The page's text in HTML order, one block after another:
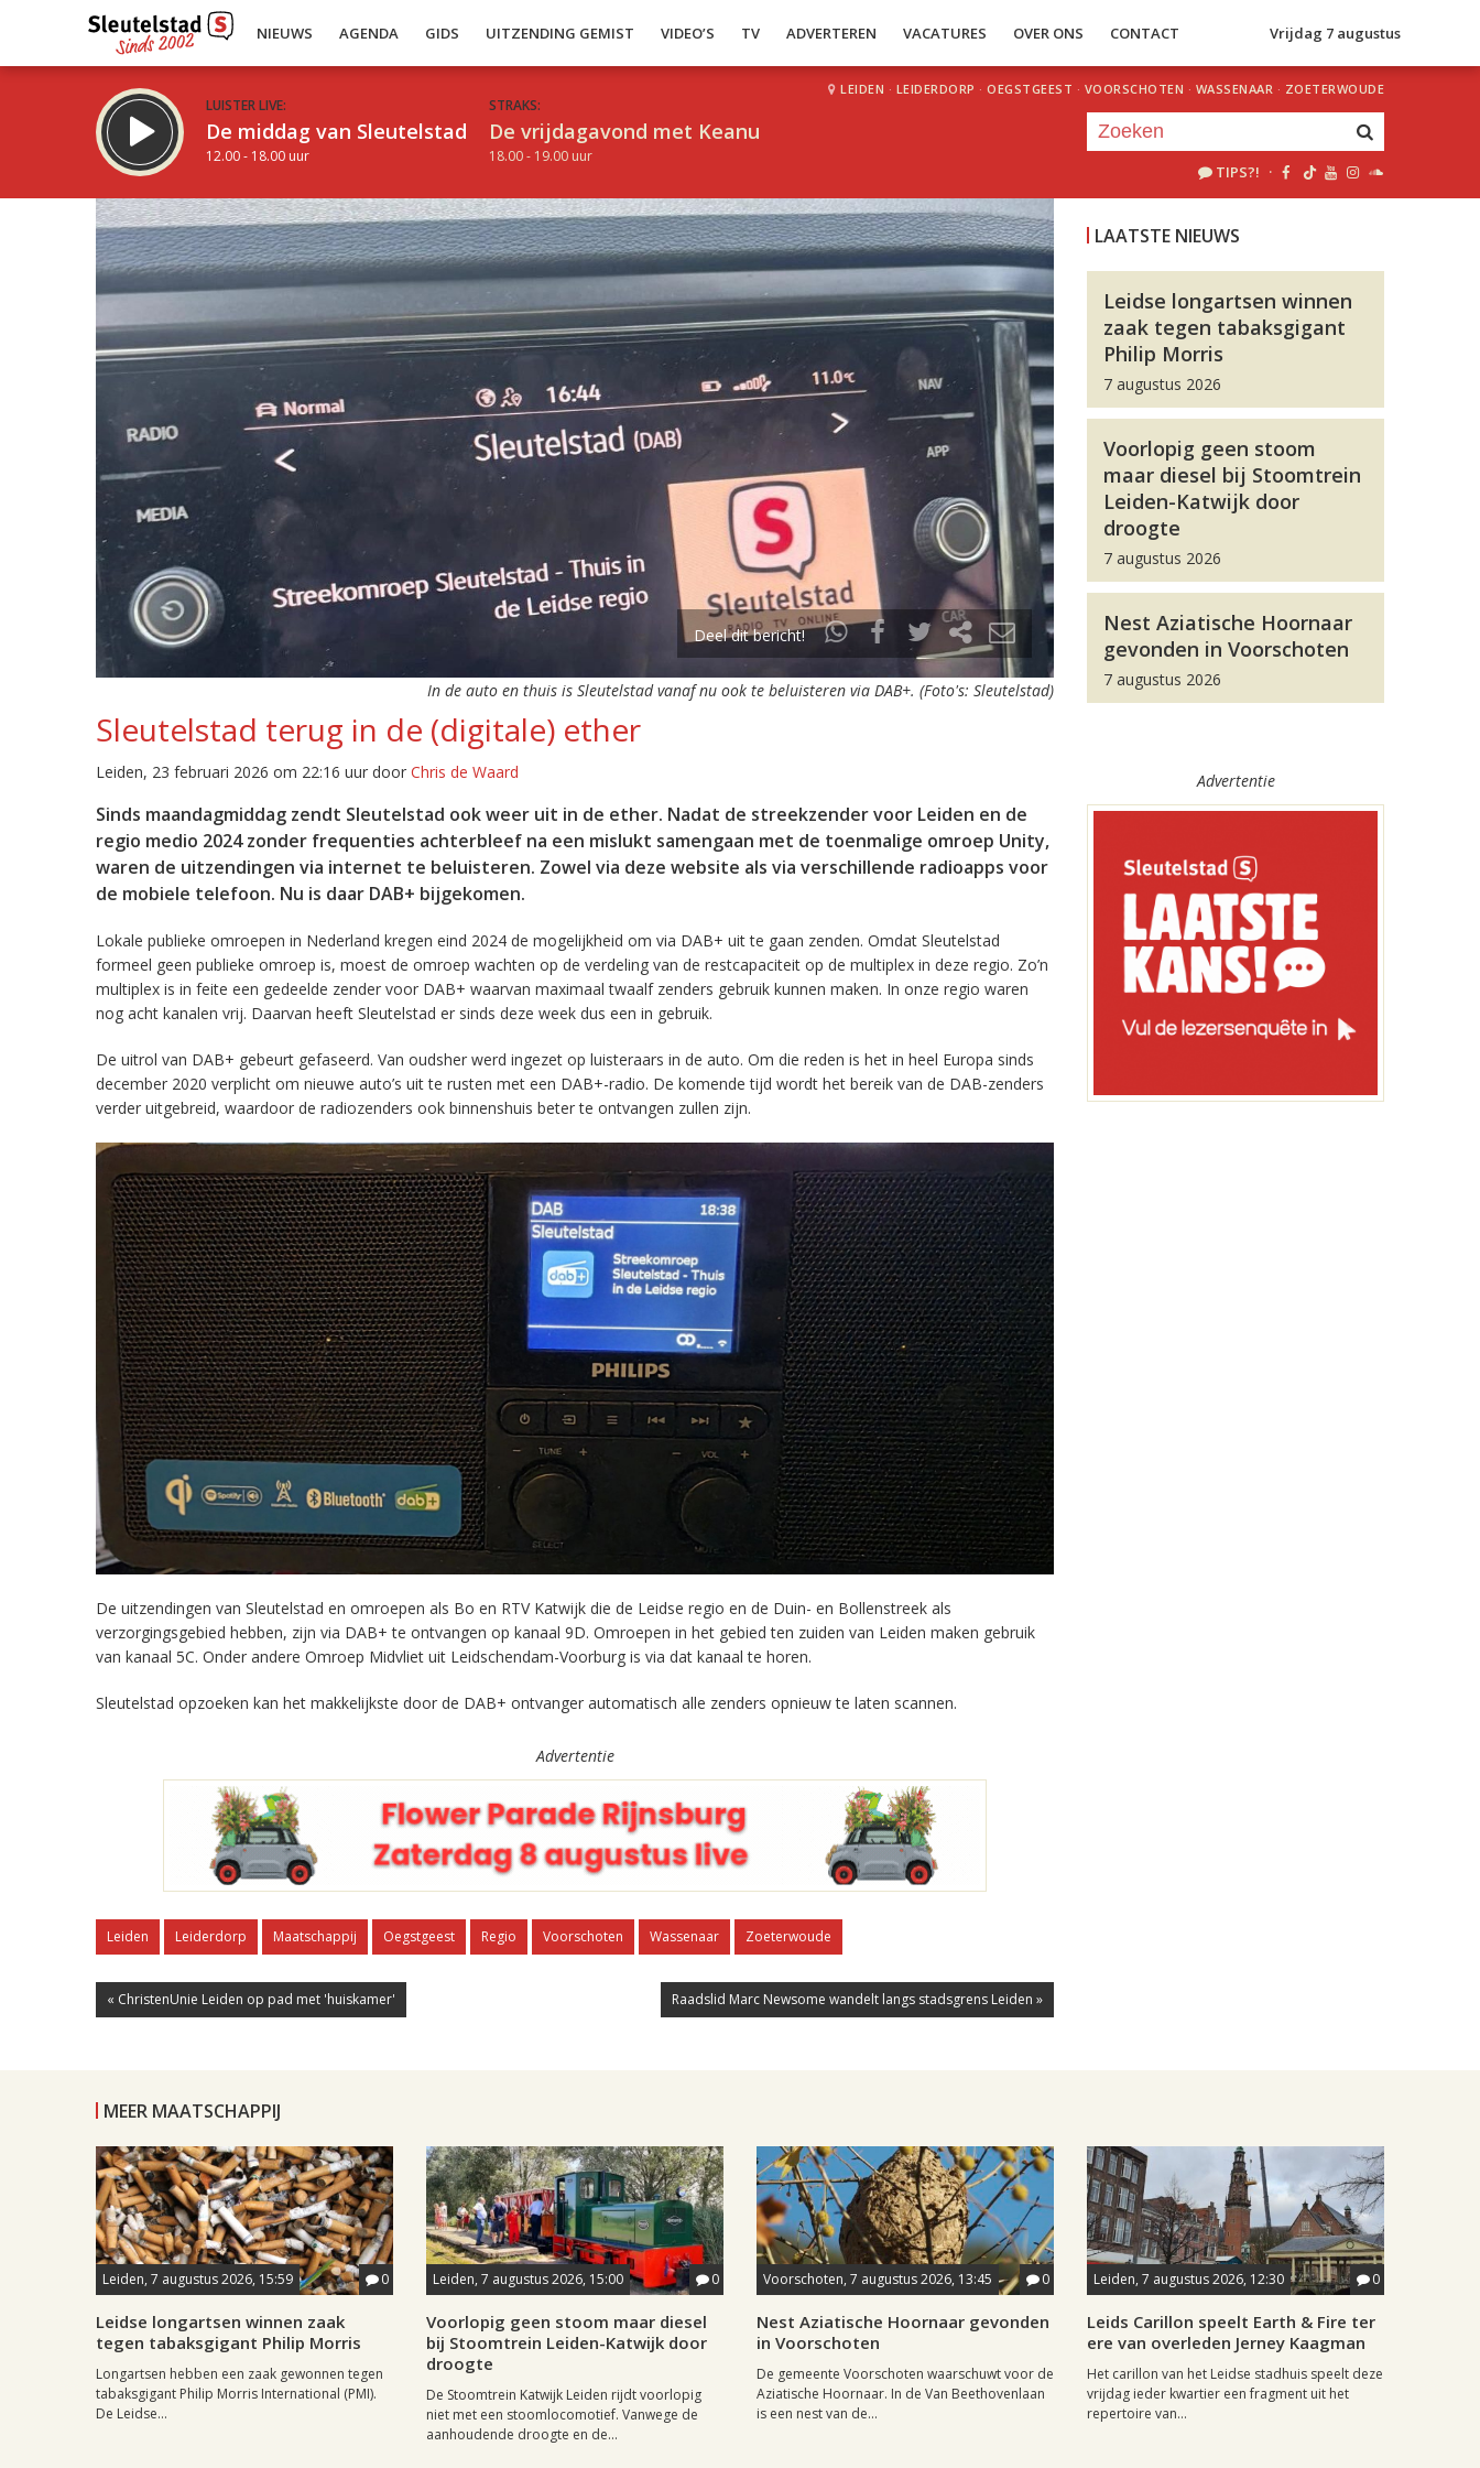
NIEUWS AGENDA GIDS UITZENDING GEMIST VIDEO’S TV ADVERTEREN VACATURES OVER ONS CONTACT Vrijdag 7 augustus
LUISTER LIVE:
De middag van Sleutelstad
12.00 - 18.00 uur
STRAKS:
De vrijdagavond met Keanu
18.00 - 19.00 uur
LEIDEN · LEIDERDORP · OEGSTGEEST · VOORSCHOTEN · WASSENAAR · ZOETERWOUDE
TIPS?! ·
Deel dit bericht!
In de auto en thuis is Sleutelstad vanaf nu ook te beluisteren via DAB+. (Foto's: Sleutelstad)
Sleutelstad terug in de (digitale) ether
Leiden, 23 februari 2026 om 22:16 uur door Chris de Waard
Sinds maandagmiddag zendt Sleutelstad ook weer uit in de ether. Nadat de streekzender voor Leiden en de
regio medio 2024 zonder frequenties achterbleef na een mislukt samengaan met de toenmalige omroep Unity,
waren de uitzendingen via internet te beluisteren. Zowel via deze website als via verschillende radioapps voor
de mobiele telefoon. Nu is daar DAB+ bijgekomen.
Lokale publieke omroepen in Nederland kregen eind 2024 de mogelijkheid om via DAB+ uit te gaan zenden. Omdat Sleutelstad
formeel geen publieke omroep is, moest de omroep wachten op de verdeling van de restcapaciteit op de multiplex in deze regio. Zo’n
multiplex is in feite een gedeelde zender voor DAB+ waarvan maximaal twaalf zenders gebruik kunnen maken. In onze regio waren
nog acht kanalen vrij. Daarvan heeft Sleutelstad er sinds deze week dus een in gebruik.
De uitrol van DAB+ gebeurt gefaseerd. Van oudsher werd ingezet op luisteraars in de auto. Om die reden is het in heel Europa sinds
december 2020 verplicht om nieuwe auto’s uit te rusten met een DAB+-radio. De komende tijd wordt het bereik van de DAB-zenders
verder uitgebreid, waardoor de radiozenders ook binnenshuis beter te ontvangen zullen zijn.
De uitzendingen van Sleutelstad en omroepen als Bo en RTV Katwijk die de Leidse regio en de Duin- en Bollenstreek als
verzorgingsgebied hebben, zijn via DAB+ te ontvangen op kanaal 9D. Omroepen in het gebied ten zuiden van Leiden maken gebruik
van kanaal 5C. Onder andere Omroep Midvliet uit Leidschendam-Voorburg is via dat kanaal te horen.
Sleutelstad opzoeken kan het makkelijkste door de DAB+ ontvanger automatisch alle zenders opnieuw te laten scannen.
Advertentie
Leiden Leiderdorp Maatschappij Oegstgeest Regio Voorschoten Wassenaar Zoeterwoude
« ChristenUnie Leiden op pad met 'huiskamer' Raadslid Marc Newsome wandelt langs stadsgrens Leiden »
LAATSTE NIEUWS
Leidse longartsen winnen
zaak tegen tabaksgigant
Philip Morris
7 augustus 2026
Voorlopig geen stoom
maar diesel bij Stoomtrein
Leiden-Katwijk door
droogte
7 augustus 2026
Nest Aziatische Hoornaar
gevonden in Voorschoten
7 augustus 2026
Advertentie
MEER MAATSCHAPPIJ
Leiden, 7 augustus 2026, 15:59 0
Leidse longartsen winnen zaak
tegen tabaksgigant Philip Morris
Longartsen hebben een zaak gewonnen tegen
tabaksgigant Philip Morris International (PMI).
De Leidse...
Leiden, 7 augustus 2026, 15:00 0
Voorlopig geen stoom maar diesel
bij Stoomtrein Leiden-Katwijk door
droogte
De Stoomtrein Katwijk Leiden rijdt voorlopig
niet met een stoomlocomotief. Vanwege de
aanhoudende droogte en de...
Voorschoten, 7 augustus 2026, 13:45 0
Nest Aziatische Hoornaar gevonden
in Voorschoten
De gemeente Voorschoten waarschuwt voor de
Aziatische Hoornaar. In de Van Beethovenlaan
is een nest van de...
Leiden, 7 augustus 2026, 12:30 0
Leids Carillon speelt Earth & Fire ter
ere van overleden Jerney Kaagman
Het carillon van het Leidse stadhuis speelt deze
vrijdag ieder kwartier een fragment uit het
repertoire van...